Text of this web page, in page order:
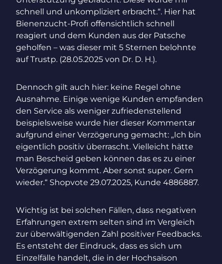
schnell und unkompliziert erbracht.“. Hier hat
Bienenzucht-Profi offensichtlich schnell
reagiert und dem Kunden aus der Patsche
geholfen – was dieser mit 5 Sternen belohnte
auf Trustp. (28.05.2025 von Dr. D. H.).
Dennoch gilt auch hier: keine Regel ohne
Ausnahme. Einige wenige Kunden empfanden
den Service als weniger zufriedenstellend
beispielsweise wurde hier dieser Kommentar
aufgrund einer Verzögerung gemacht: „Ich bin
eigentlich positiv überrascht. Vielleicht hätte
man Bescheid geben können das es zu einer
Verzögerung kommt. Aber sonst super. Gern
wieder.“ Shopvote 29.07.2025, Kunde 4886887.
Wichtig ist bei solchen Fällen, dass negativen
Erfahrungen extrem selten sind im Vergleich
zur überwältigenden Zahl positiver Feedbacks.
Es entsteht der Eindruck, dass es sich um
Einzelfälle handelt, die in der Hochsaison